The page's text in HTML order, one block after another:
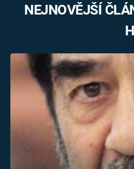
Témata
Pořady
TV Program
NEJNOVĚJŠÍ